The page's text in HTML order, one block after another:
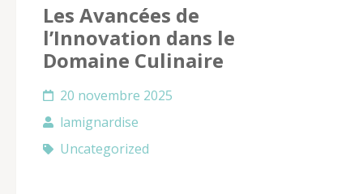
Les Avancées de
l’Innovation dans le
Domaine Culinaire
20 novembre 2025
lamignardise
Uncategorized